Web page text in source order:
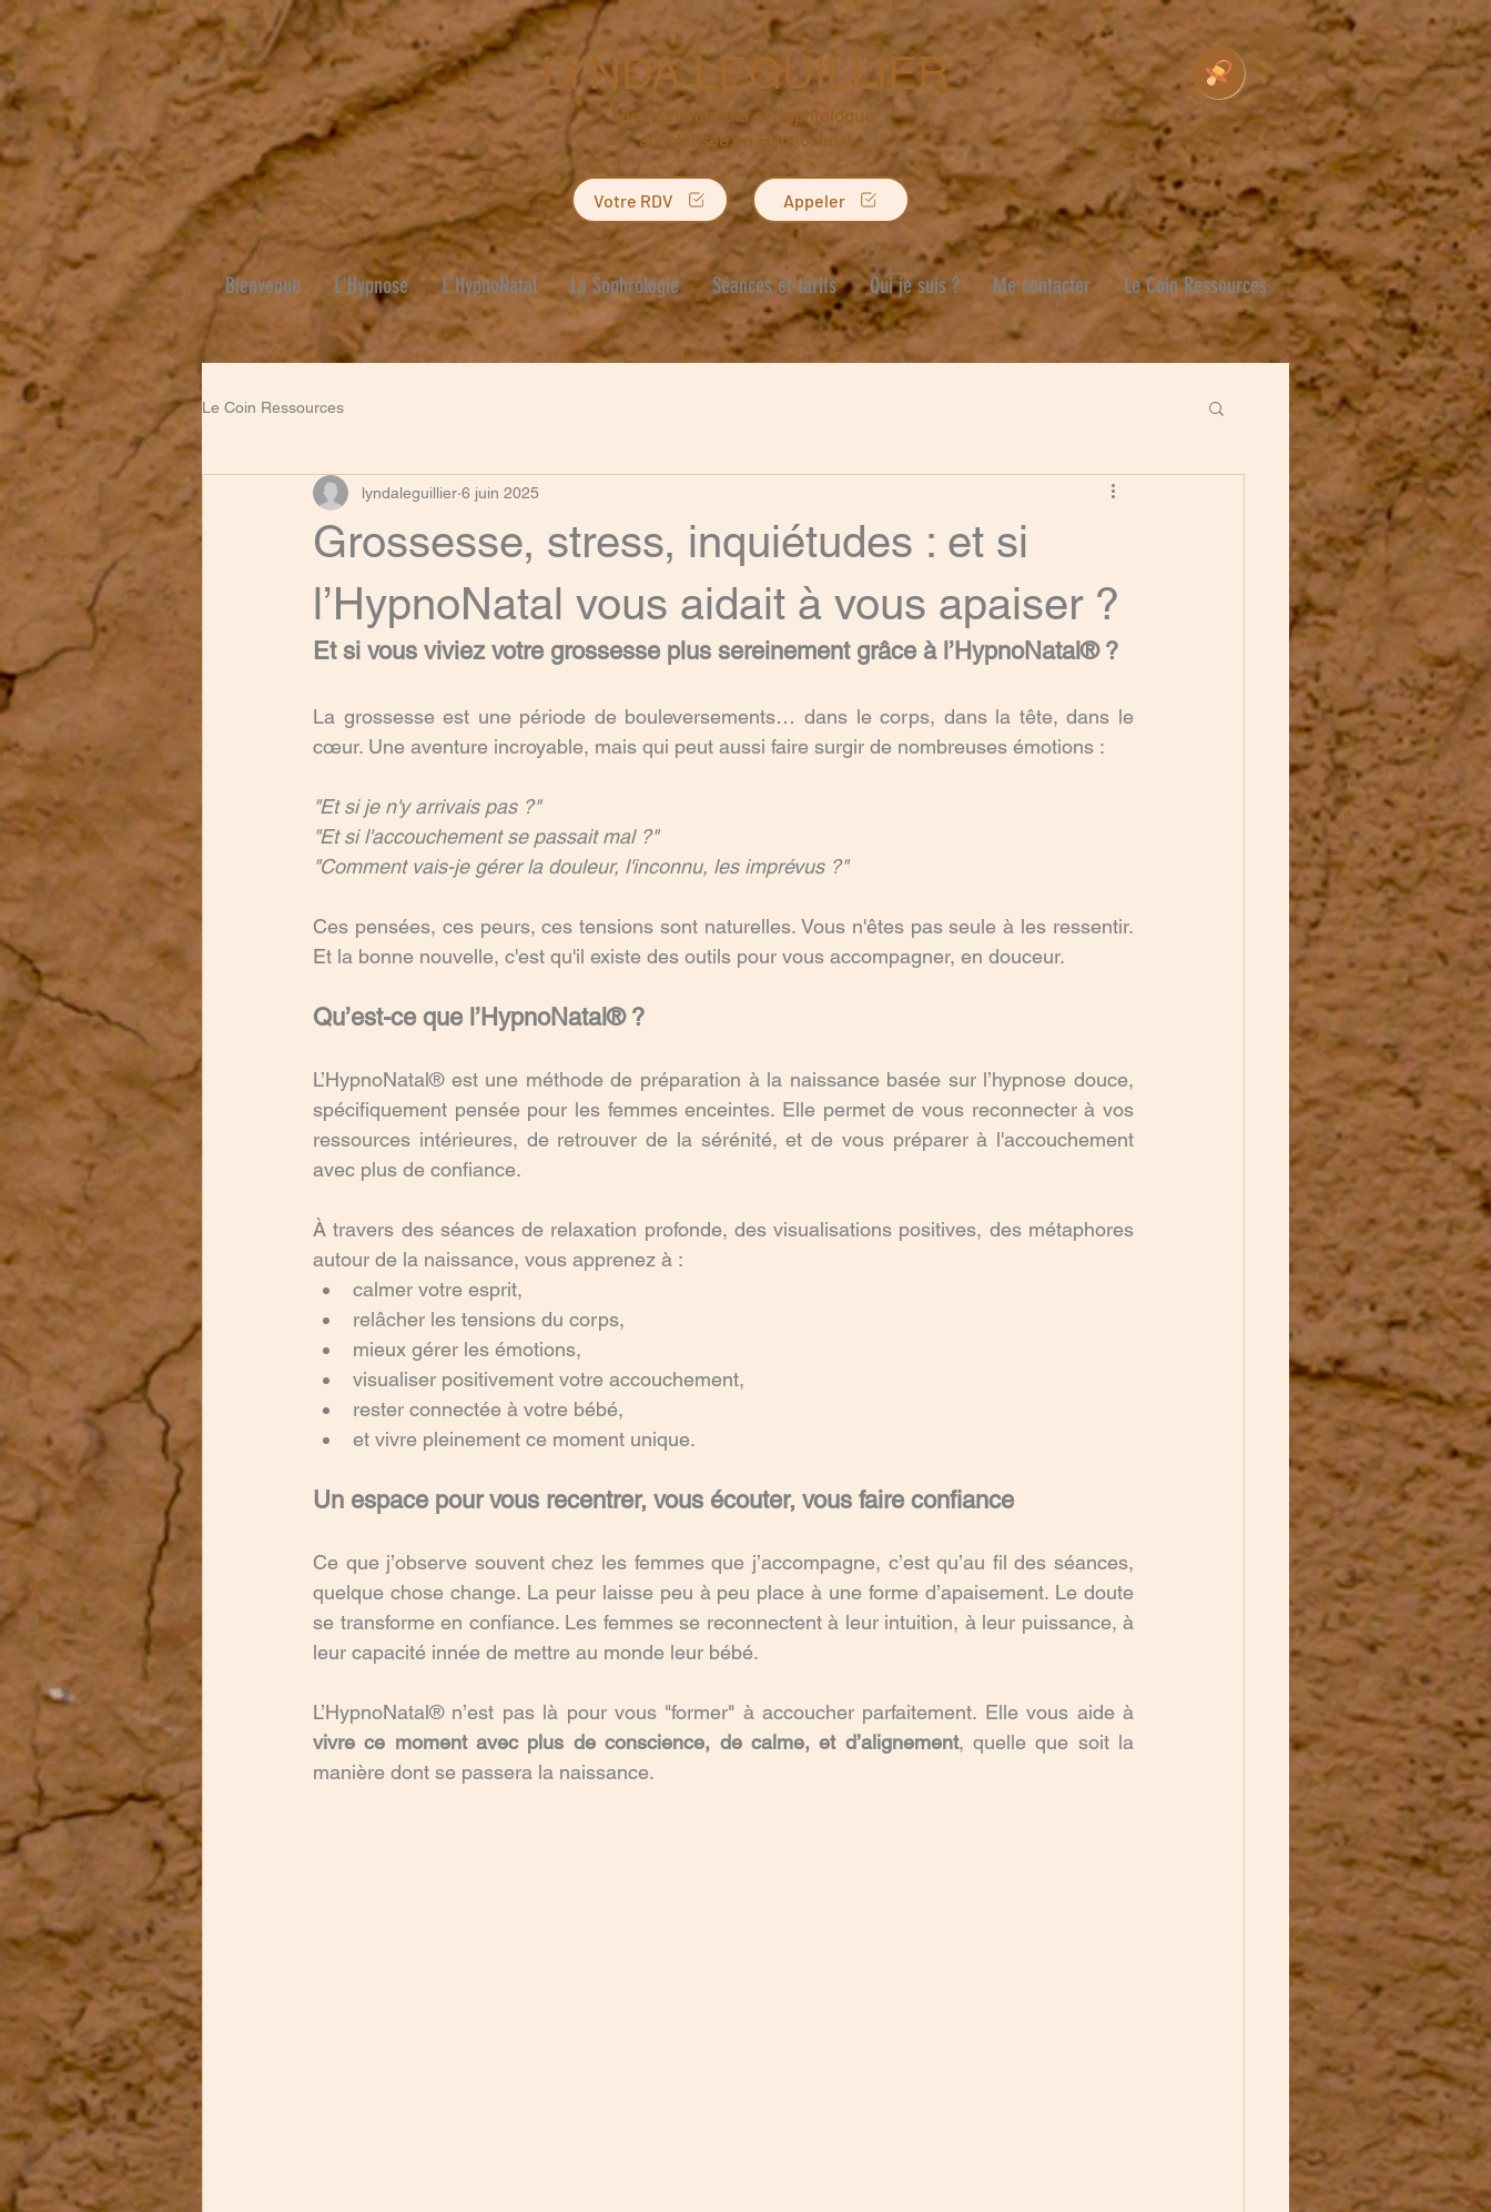
LYNDA LEGUILLIER
Hypnothérapeute et Sophrologue
spécialisée en HypnoNatal
Votre RDV Appeler
Bienvenue L'Hypnose L'HypnoNatal La Sophrologie Séances et tarifs Qui je suis ? Me contacter Le Coin Ressources
Le Coin Ressources
Grossesse, stress, inquiétudes : et si
l’HypnoNatal vous aidait à vous apaiser ?
lyndaleguillier 6 juin 2025
Et si vous viviez votre grossesse plus sereinement grâce à l’HypnoNatal® ?
La grossesse est une période de bouleversements… dans le corps, dans la tête, dans le
cœur. Une aventure incroyable, mais qui peut aussi faire surgir de nombreuses émotions :
"Et si je n'y arrivais pas ?"
"Et si l'accouchement se passait mal ?"
"Comment vais-je gérer la douleur, l'inconnu, les imprévus ?"
Ces pensées, ces peurs, ces tensions sont naturelles. Vous n'êtes pas seule à les ressentir.
Et la bonne nouvelle, c'est qu'il existe des outils pour vous accompagner, en douceur.
Qu’est-ce que l’HypnoNatal® ?
L’HypnoNatal® est une méthode de préparation à la naissance basée sur l’hypnose douce,
spécifiquement pensée pour les femmes enceintes. Elle permet de vous reconnecter à vos
ressources intérieures, de retrouver de la sérénité, et de vous préparer à l'accouchement
avec plus de confiance.
À travers des séances de relaxation profonde, des visualisations positives, des métaphores
autour de la naissance, vous apprenez à :
calmer votre esprit,
relâcher les tensions du corps,
mieux gérer les émotions,
visualiser positivement votre accouchement,
rester connectée à votre bébé,
et vivre pleinement ce moment unique.
Un espace pour vous recentrer, vous écouter, vous faire confiance
Ce que j’observe souvent chez les femmes que j’accompagne, c’est qu’au fil des séances,
quelque chose change. La peur laisse peu à peu place à une forme d’apaisement. Le doute
se transforme en confiance. Les femmes se reconnectent à leur intuition, à leur puissance, à
leur capacité innée de mettre au monde leur bébé.
vivre ce moment avec plus de conscience, de calme, et d’alignement, quelle que soit la
manière dont se passera la naissance.